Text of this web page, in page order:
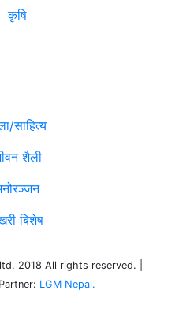
कृषि
साहित्य
शैली
बिशेष
2018 All rights reserved. |
LGM Nepal.